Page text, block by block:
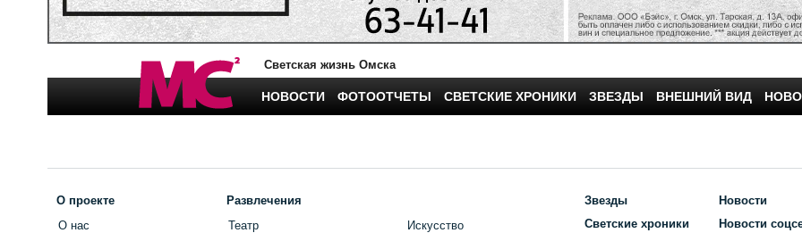
Светская жизнь Омска
НОВОСТИ ФОТООТЧЕТЫ СВЕТСКИЕ ХРОНИКИ ЗВЕЗДЫ ВНЕШНИЙ ВИД
О проекте
О нас
Развлечения
Театр
Искусство
Звезды
Светские хроники
Новости
Новости